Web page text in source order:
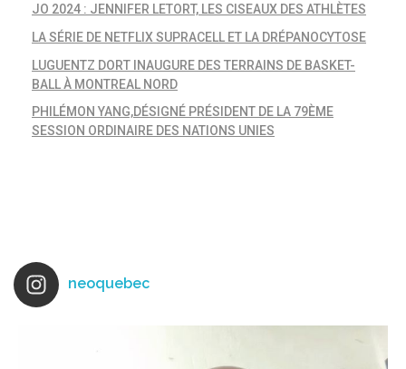
JO 2024 : JENNIFER LETORT, LES CISEAUX DES ATHLÈTES
LA SÉRIE DE NETFLIX SUPRACELL ET LA DRÉPANOCYTOSE
LUGUENTZ DORT INAUGURE DES TERRAINS DE BASKET-
BALL À MONTREAL NORD
PHILÉMON YANG,DÉSIGNÉ PRÉSIDENT DE LA 79ÈME
SESSION ORDINAIRE DES NATIONS UNIES
neoquebec